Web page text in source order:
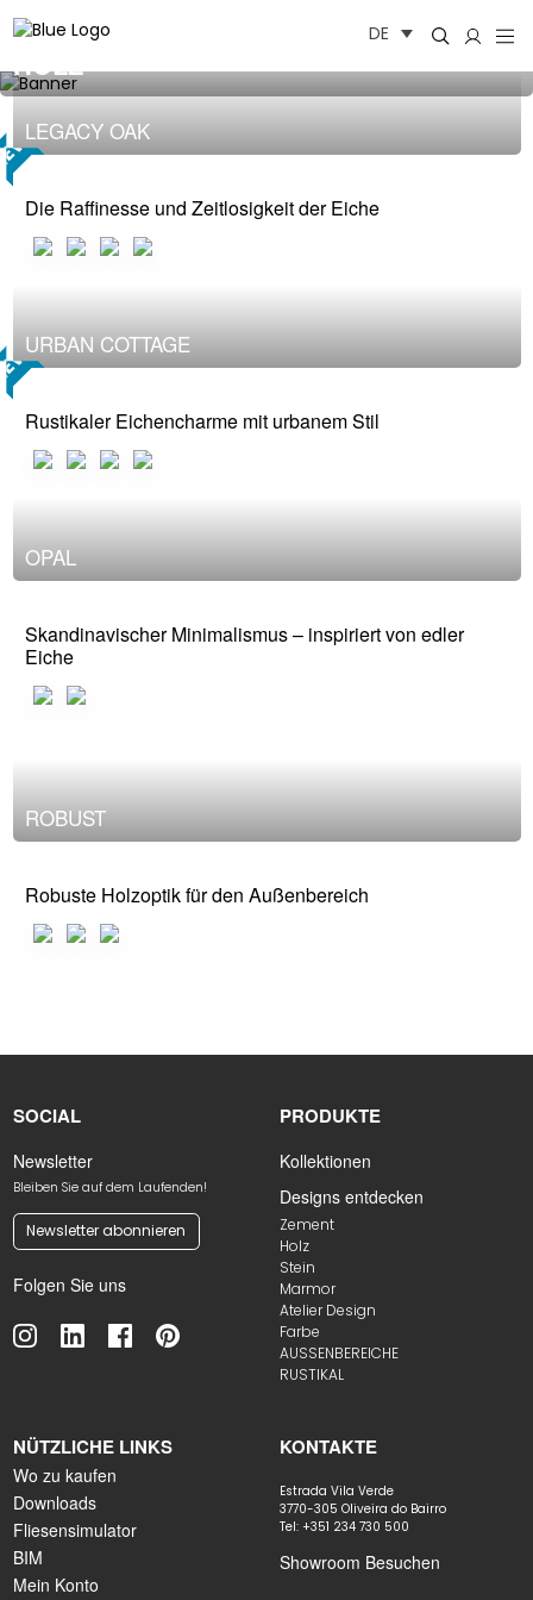
Inhalt
DE
HOLZ
LEGACY OAK
Die Raffinesse und Zeitlosigkeit der Eiche
URBAN COTTAGE
Rustikaler Eichencharme mit urbanem Stil
OPAL
Skandinavischer Minimalismus – inspiriert von edler
Eiche
ROBUST
Robuste Holzoptik für den Außenbereich
SOCIAL
Newsletter
Bleiben Sie auf dem Laufenden!
Newsletter abonnieren
Folgen Sie uns
PRODUKTE
Kollektionen
Designs entdecken
Zement
Holz
Stein
Marmor
Atelier Design
Farbe
AUSSENBEREICHE
RUSTIKAL
NÜTZLICHE LINKS
Wo zu kaufen
Downloads
Fliesensimulator
BIM
Mein Konto
KONTAKTE
Estrada Vila Verde
3770-305 Oliveira do Bairro
Tel: +351 234 730 500
Showroom Besuchen